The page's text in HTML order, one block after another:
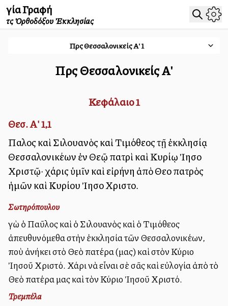
Ἁγία Γραφή
τῆς Ὀρθοδόξου Ἐκκλησίας
Πρὸς Θεσσαλονικείς Α'1
Πρὸς Θεσσαλονικείς Α'
Κεφάλαιο1
Θεσ. Α' 1,1
Παῦλος καὶ Σιλουανὸς καὶ Τιμόθεος τῇ ἐκκλησίᾳ
Θεσσαλονικέων ἐν Θεῷ πατρὶ καὶ Κυρίῳ Ἰησοῦ
Χριστῷ· χάρις ὑμῖν καὶ εἰρήνη ἀπὸ Θεοῦ πατρὸς
ἡμῶν καὶ Κυρίου Ἰησοῦ Χριστοῦ.
Σωτηρόπουλου
Ἐγὼ ὁ Παῦλος καὶ ὁ Σιλουανὸς καὶ ὁ Τιμόθεος
ἀπευθυνόμεθα στὴν ἐκκλησία τῶν Θεσσαλονικέων,
ποὺ ἀνήκει στὸ Θεὸ πατέρα (μας) καὶ στὸν Κύριο
Ἰησοῦ Χριστό. Χάρι νὰ εἶναι σὲ σᾶς καὶ εὐλογία ἀπὸ τὸ
Θεὸ πατέρα μας καὶ τὸν Κύριο Ἰησοῦ Χριστό.
Τρεμπέλα